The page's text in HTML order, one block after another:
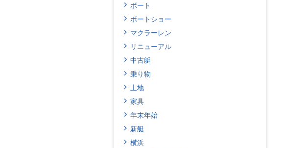
ボート
ボートショー
マクラーレン
リニューアル
中古艇
乗り物
土地
家具
年末年始
新艇
横浜